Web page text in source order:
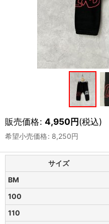
販売価格: 4,950円(税込)
希望小売価格: 8,250円
サイズ
BM
100
110